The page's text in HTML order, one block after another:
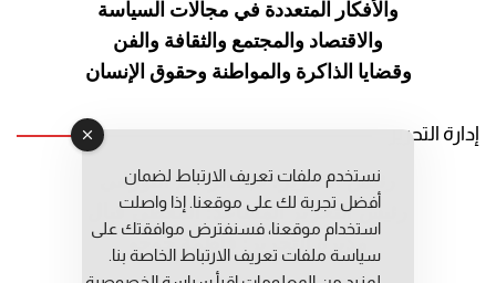
والأفكار المتعددة في مجالات السياسة
والاقتصاد والمجتمع والثقافة والفن
وقضايا الذاكرة والمواطنة وحقوق الإنسان
إدارة التحرير
رئيس التحرير: عبد الرحيم التوراني
رئيس التحرير المساعد: المعطي قبال
مديرة التحرير: فاطمة حوحو
نستخدم ملفات تعريف الارتباط لضمان
أفضل تجربة لك على موقعنا. إذا واصلت
استخدام موقعنا، فسنفترض موافقتك على
سياسة ملفات تعريف الارتباط الخاصة بنا.